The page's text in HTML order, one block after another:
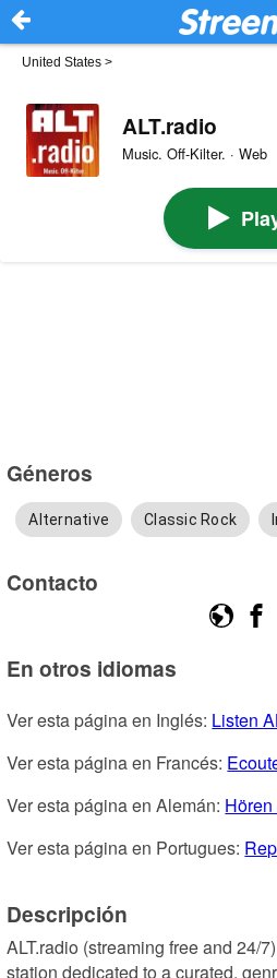
United States >
ALT.radio
Music. Off-Kilter. · Web
Géneros
Alternative Classic Rock
Contacto
En otros idiomas
Ver esta página en Inglés: Listen
Ver esta página en Francés:
Ver esta página en Alemán:
Ver esta página en Portugues:
Descripción
ALT.radio (streaming free and 24/
station dedicated to a curated,